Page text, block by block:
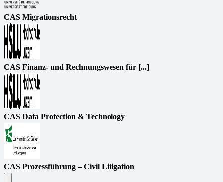
CAS Migrationsrecht
CAS Finanz- und Rechnungswesen für [...]
CAS Data Protection & Technology
CAS Prozessführung – Civil Litigation